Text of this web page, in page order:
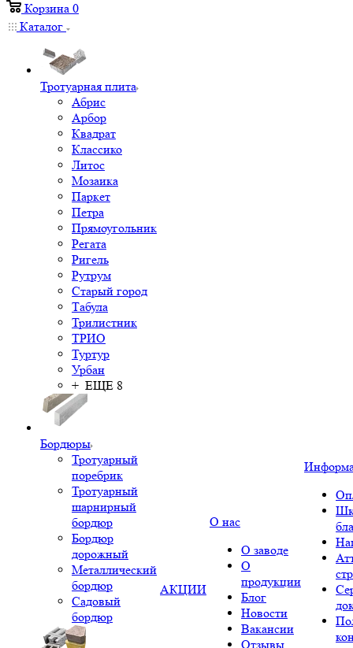
Корзина 0
Каталог
Тротуарная плита
Абрис
Арбор
Квадрат
Классико
Литос
Мозаика
Паркет
Петра
Прямоугольник
Регата
Ригель
Рутрум
Старый город
Табула
Трилистник
ТРИО
Туртур
Урбан
+ ЕЩЕ 8
Бордюры
Тротуарный
поребрик
Тротуарный
шарнирный
бордюр
Бордюр
дорожный
Металлический
бордюр
Садовый
бордюр
АКЦИИ
О нас
О заводе
О
продукции
Блог
Новости
Вакансии
Отзывы